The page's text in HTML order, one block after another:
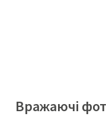
Вражаючі